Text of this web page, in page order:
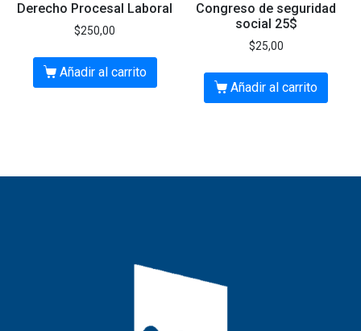
Derecho Procesal Laboral
$250,00
Añadir al carrito
Congreso de seguridad
social 25$
$25,00
Añadir al carrito